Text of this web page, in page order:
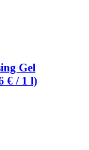
Gel
€ / 1 l)